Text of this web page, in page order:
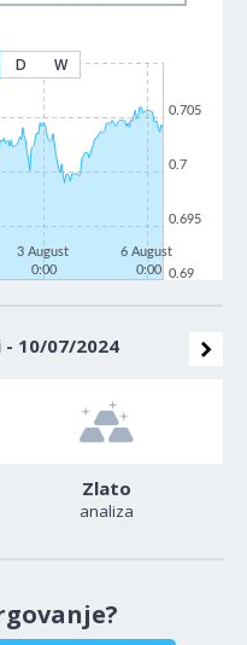
D W
3 August
0:00
6 August
0:00 0.69
0.695
0.7
0.705
10/07/2024
Zlato
analiza